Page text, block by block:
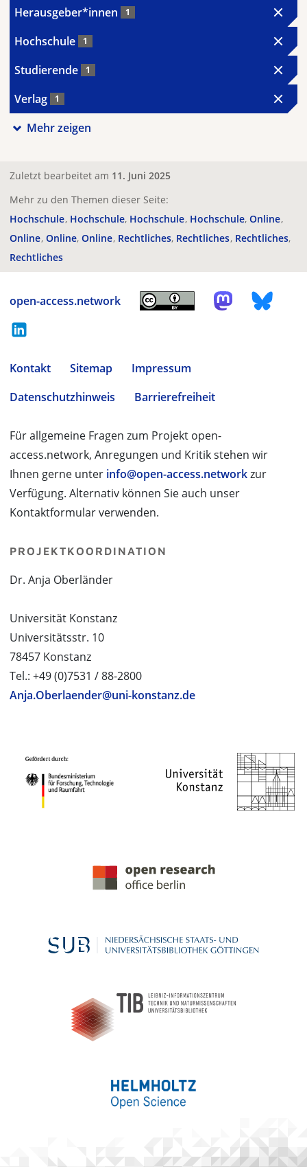
Herausgeber*innen 1
Hochschule 1
Studierende 1
Verlag 1
Mehr zeigen
Zuletzt bearbeitet am 11. Juni 2025
Mehr zu den Themen dieser Seite:
Hochschule Hochschule Hochschule Hochschule Online
Online Online Online Rechtliches Rechtliches Rechtliches
Rechtliches
open-access.network
Kontakt Sitemap
Impressum
Datenschutzhinweis
Barrierefreiheit
Für allgemeine Fragen zum Projekt open-
access.network, Anregungen und Kritik stehen wir
Ihnen gerne unter info@open-access.networkzur
Verfügung. Alternativ können Sie auch unser
Kontaktformular verwenden.
PROJEKTKOORDINATION
Dr. Anja Oberländer
Universität Konstanz
Universitätsstr. 10
78457 Konstanz
Tel.: +49 (0)7531 / 88-2800
Anja.Oberlaender@uni-konstanz.de